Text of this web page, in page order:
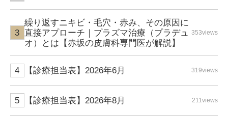
繰り返すニキビ・毛穴・赤み、その原因に
直接アプローチ｜プラズマ治療（プラデュ
オ）とは【赤坂の皮膚科専門医が解説】
353views
【診療担当表】2026年6月 319views
【診療担当表】2026年8月 211views